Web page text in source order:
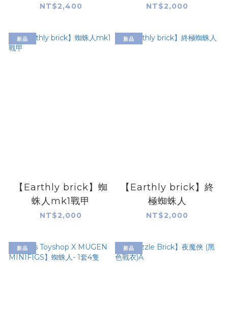
NT$2,400 NT$2,000
新品
【Earthly brick】蜘
蛛人mk1戰甲
NT$2,000
新品
【Earthly brick】終
極蜘蛛人
NT$2,000
新品 新品